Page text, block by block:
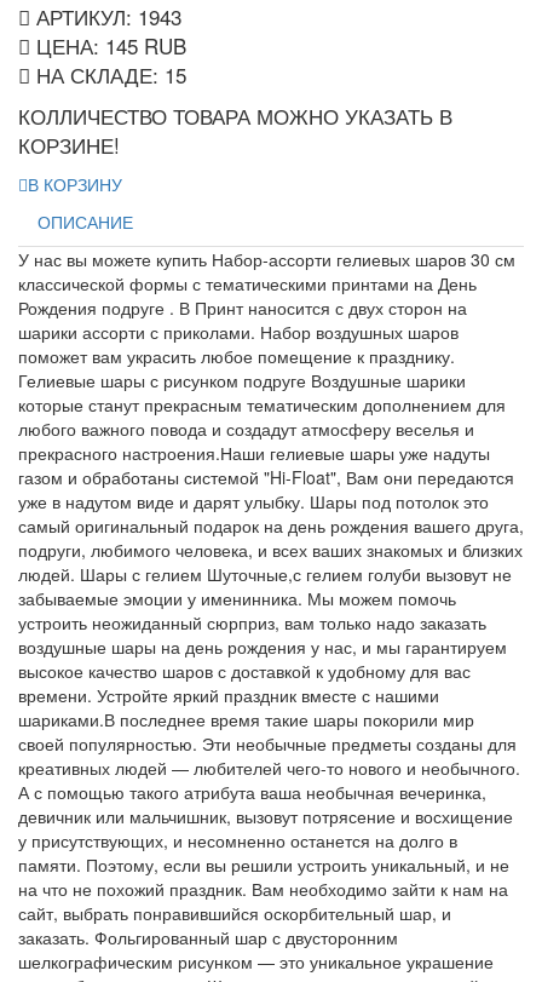
АРТИКУЛ: 1943
ЦЕНА: 145 RUB
НА СКЛАДЕ: 15
КОЛЛИЧЕСТВО ТОВАРА МОЖНО УКАЗАТЬ В
КОРЗИНЕ!
В КОРЗИНУ
ОПИСАНИЕ
У нас вы можете купить Набор-ассорти гелиевых шаров 30 см
классической формы с тематическими принтами на День
Рождения подруге . В Принт наносится с двух сторон на
шарики ассорти с приколами. Набор воздушных шаров
поможет вам украсить любое помещение к празднику.
Гелиевые шары с рисунком подруге Воздушные шарики
которые станут прекрасным тематическим дополнением для
любого важного повода и создадут атмосферу веселья и
прекрасного настроения.Наши гелиевые шары уже надуты
газом и обработаны системой "Hi-Float", Вам они передаются
уже в надутом виде и дарят улыбку. Шары под потолок это
самый оригинальный подарок на день рождения вашего друга,
подруги, любимого человека, и всех ваших знакомых и близких
людей. Шары с гелием Шуточные,с гелием голуби вызовут не
забываемые эмоции у именинника. Мы можем помочь
устроить неожиданный сюрприз, вам только надо заказать
воздушные шары на день рождения у нас, и мы гарантируем
высокое качество шаров с доставкой к удобному для вас
времени. Устройте яркий праздник вместе с нашими
шариками.В последнее время такие шары покорили мир
своей популярностью. Эти необычные предметы созданы для
креативных людей — любителей чего-то нового и необычного.
А с помощью такого атрибута ваша необычная вечеринка,
девичник или мальчишник, вызовут потрясение и восхищение
у присутствующих, и несомненно останется на долго в
памяти. Поэтому, если вы решили устроить уникальный, и не
на что не похожий праздник. Вам необходимо зайти к нам на
сайт, выбрать понравившийся оскорбительный шар, и
заказать. Фольгированный шар с двусторонним
шелкографическим рисунком — это уникальное украшение